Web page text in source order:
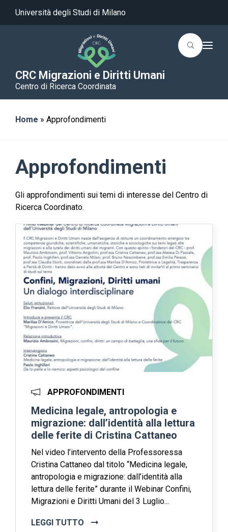
Università degli Studi di Milano
CRC Migrazioni e Diritti Umani
Centro di Ricerca Coordinata
T
a
Home » Approfondimenti
Approfondimenti
Gli approfondimenti sui temi di interesse del Centro di
Ricerca Coordinato.
APPROFONDIMENTI
Medicina legale, antropologia e
migrazione: dall’identità alla lettura
delle ferite di Cristina Cattaneo
Nel video l’intervento della Professoressa
Cristina Cattaneo dal titolo “Medicina legale,
antropologia e migrazione: dall’identità alla
lettura delle ferite” durante il Webinar Confini,
Migrazioni e Diritti Umani del 3 Luglio...
LEGGI TUTTO